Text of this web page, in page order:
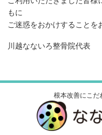
もに
ご迷惑をおかけすることを
川越なないろ整骨院代表
根本改善にこだ